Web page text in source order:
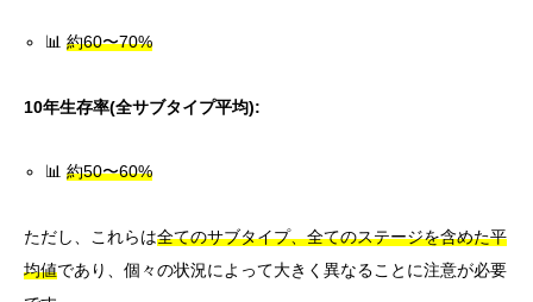
📊約60〜70%
10年生存率(全サブタイプ平均):
📊約50〜60%
ただし、これらは全てのサブタイプ、全てのステージを含めた平
均値であり、個々の状況によって大きく異なることに注意が必要